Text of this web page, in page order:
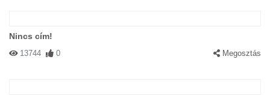
Nincs cím!
13744 0 Megosztás